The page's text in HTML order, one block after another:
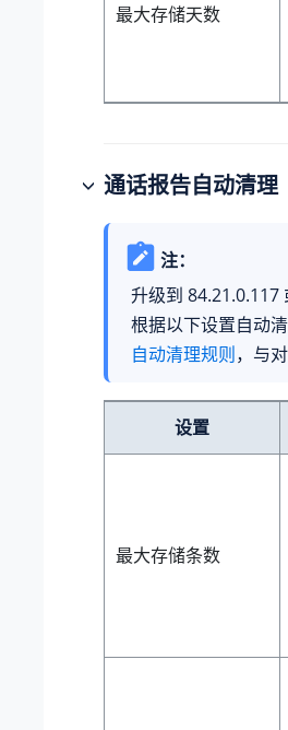
最大存储天数
通话报告自动清理
注：
升级到 84.21.0.117
根据以下设置自动
自动清理规则，与
设置
最大存储条数